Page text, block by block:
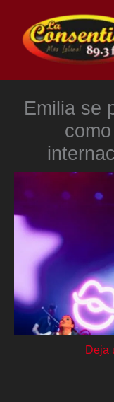
contenido
Emilia se
Deja